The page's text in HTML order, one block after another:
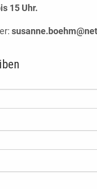
15 Uhr.